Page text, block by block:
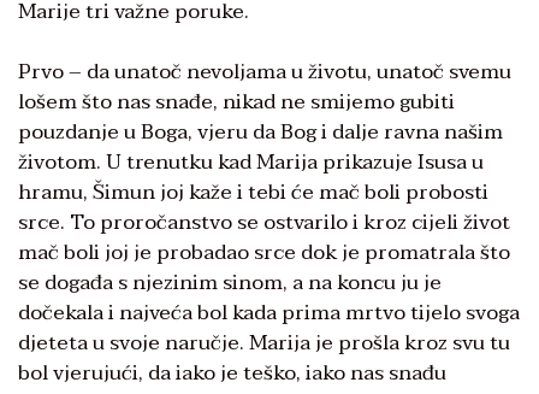
Marije tri važne poruke.
Prvo – da unatoč nevoljama u životu, unatoč svemu
lošem što nas snađe, nikad ne smijemo gubiti
pouzdanje u Boga, vjeru da Bog i dalje ravna našim
životom. U trenutku kad Marija prikazuje Isusa u
hramu, Šimun joj kaže i tebi će mač boli probosti
srce. To proročanstvo se ostvarilo i kroz cijeli život
mač boli joj je probadao srce dok je promatrala što
se događa s njezinim sinom, a na koncu ju je
dočekala i najveća bol kada prima mrtvo tijelo svoga
djeteta u svoje naručje. Marija je prošla kroz svu tu
bol vjerujući, da iako je teško, iako nas snađu